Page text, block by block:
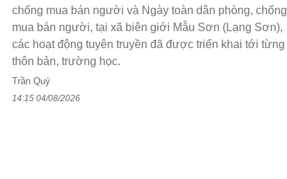
chống mua bán người và Ngày toàn dân phòng, chống
mua bán người, tại xã biên giới Mẫu Sơn (Lạng Sơn),
các hoạt động tuyên truyền đã được triển khai tới từng
thôn bản, trường học.
Trần Quý
14:15 04/08/2026